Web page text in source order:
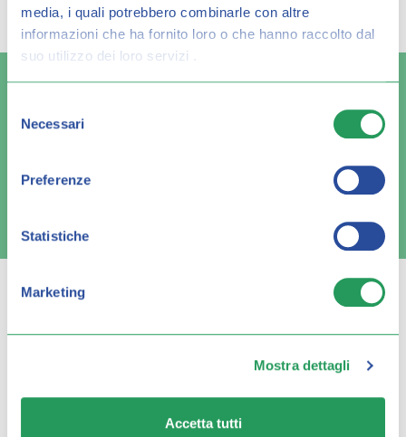
media, i quali potrebbero combinarle con altre
informazioni che ha fornito loro o che hanno raccolto dal
suo utilizzo dei loro servizi .
delNecessari
Preferenze
Statistiche
Marketing
Mostra dettagli
Accetta tutti
risultato per: